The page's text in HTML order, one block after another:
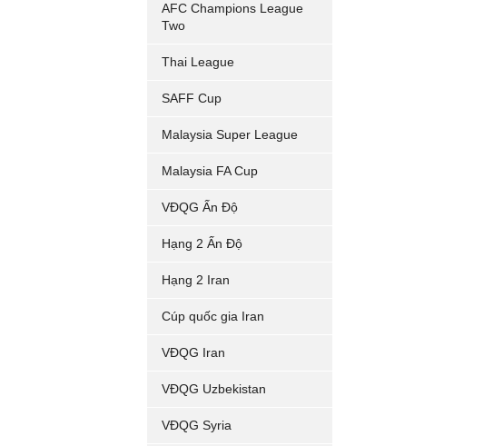
AFC Champions League
Two
Thai League
SAFF Cup
Malaysia Super League
Malaysia FA Cup
VĐQG Ấn Độ
Hạng 2 Ấn Độ
Hạng 2 Iran
Cúp quốc gia Iran
VĐQG Iran
VĐQG Uzbekistan
VĐQG Syria